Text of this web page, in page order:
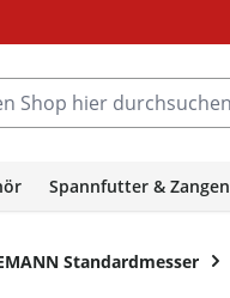
hier durchsuchen...
Spannfutter & Zangen
Standardmesser